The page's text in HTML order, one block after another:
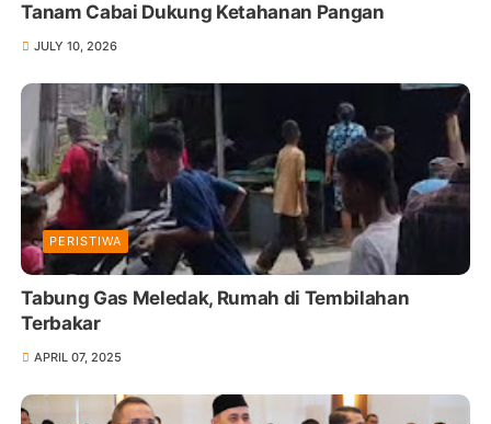
Tanam Cabai Dukung Ketahanan Pangan
JULY 10, 2026
PERISTIWA
Tabung Gas Meledak, Rumah di Tembilahan
Terbakar
APRIL 07, 2025